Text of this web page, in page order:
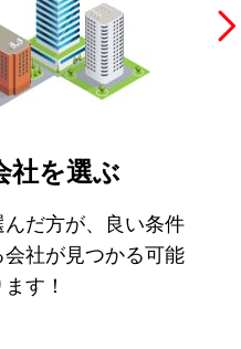
社を選ぶ
んだ方が、良い条件
会社が見つかる可能
す！